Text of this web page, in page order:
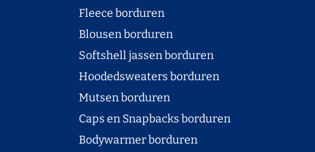
Fleece borduren
Blousen borduren
Softshell jassen borduren
Hoodedsweaters borduren
Mutsen borduren
Caps en Snapbacks borduren
Bodywarmer borduren